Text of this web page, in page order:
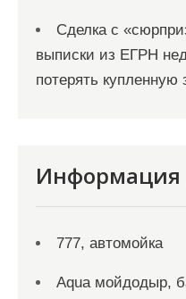
Сделка с
выписки из ЕГРН
потерять купленную
Информация
777, автомойка
Aqua мойдодыр,